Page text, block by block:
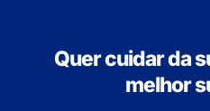
Quer cuidar da
melhor